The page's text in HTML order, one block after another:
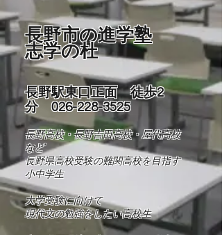
長野市の進学塾
志学の杜
長野駅東口正面 徒歩2
分026-228-3525
長野高校・長野吉田高校・屋代高校
など
長野県高校受験の難関高校を目指す
小中学生
​大学受験に向けて
現代文の勉強をしたい高校生